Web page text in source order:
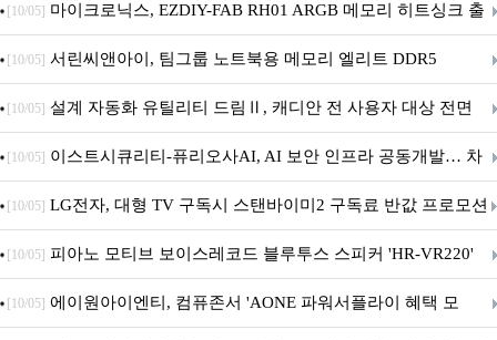
[10/05] 마이크로닉스, EZDIY-FAB RH01 ARGB 메모리 히트싱크 출
시
[10/05] 서린씨앤아이, 팀그룹 노트북용 메모리 엘리트 DDR5
5600MHz 16GB 출시
[10/05] 설계 자동화 유틸리티 드림Ⅱ, 캐디안 전 사용자 대상 전면
무상 배포
[10/05] 이스트시큐리티-퓨리오사AI, AI 보안 인프라 공동개발… 차
세대 AI 보안 플랫폼 구축
[10/05] LG전자, 대형 TV 구독시 스탠바이미2 구독료 반값 프로모션
[10/05] 피아노 모티브 보이스레코드 블루투스 스피커 'HR-VR220'
출시
[10/05] 에이원아이엔티, 컴퓨존서 'AONE 파워서플라이 혜택 모